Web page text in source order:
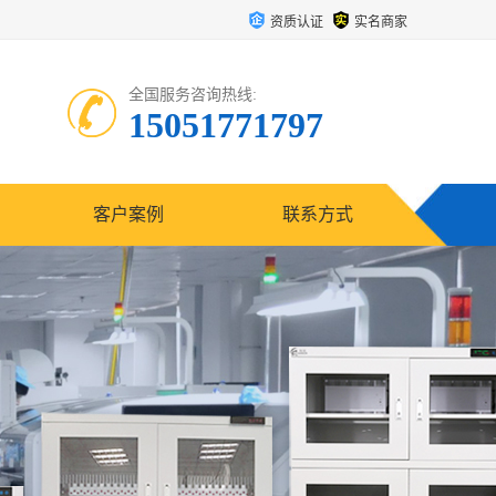
资质认证 实名商家
全国服务咨询热线:
15051771797
客户案例 联系方式